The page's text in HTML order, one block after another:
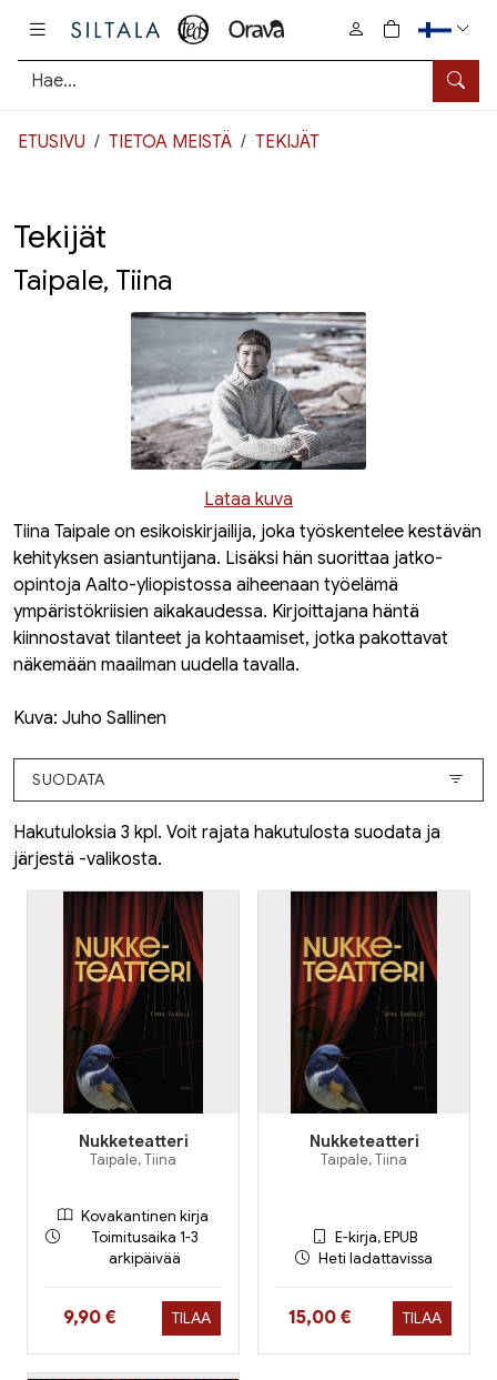
Hae
0
tuotetta
ETUSIVU TIETOA MEISTÄ TEKIJÄT
Tekijät
Taipale, Tiina
Lataa kuva
Tiina Taipale on esikoiskirjailija, joka työskentelee kestävän
kehityksen asiantuntijana. Lisäksi hän suorittaa jatko-
opintoja Aalto-yliopistossa aiheenaan työelämä
ympäristökriisien aikakaudessa. Kirjoittajana häntä
kiinnostavat tilanteet ja kohtaamiset, jotka pakottavat
näkemään maailman uudella tavalla.
Kuva: Juho Sallinen
SUODATA
Hakutuloksia 3 kpl. Voit rajata hakutulosta suodata ja
järjestä -valikosta.
Nukketeatteri
Taipale, Tiina
Kovakantinen kirja
Toimitusaika 1-3
arkipäivää
Hinta nyt
9,90 € TILAA
Nukketeatteri
Taipale, Tiina
E-kirja, EPUB
Heti ladattavissa
Hinta nyt
15,00 € TILAA